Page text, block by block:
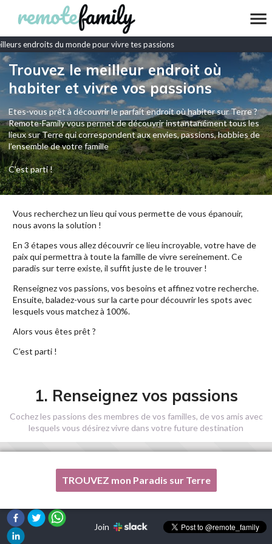
endroits du monde pour vivre tes passions
Trouvez le meilleur endroit où
habiter et vivre vos passions
Etes-vous prêt à découvrir le parfait endroit où habiter sur Terre ?
Remote-Family vous permet de découvrir instantanément tous les
lieux sur Terre qui correspondent aux envies, passions, hobbies de
l’ensemble de votre famille
C'est parti !
Vous recherchez un lieu qui vous permette de vous épanouir,
nous avons la solution !
En 3 étapes vous allez découvrir ce lieu incroyable, votre have de
paix qui permettra à toute la famille de vivre sereinement. Ce
paradis sur terre existe, il suffit juste de le trouver !
Renseignez vos passions, vos besoins et affinez votre recherche.
Ensuite, baladez-vous sur la carte pour découvrir les spots avec
lesquels vous matchez à 100%.
Alors vous êtes prêt ?
C’est parti !
1. Renseignez vos passions
Cochez les passions des membres de vos familles, de vos amis avec
lesquels vous désirez vivre dans votre future destination
Une de mes passions n'est pas listée ici, s'il vous plaît, aidez-
TROUVEZ mon Paradis sur Terre
Join